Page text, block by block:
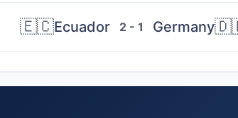
🇪🇨Ecuador 2 - 1 Germany